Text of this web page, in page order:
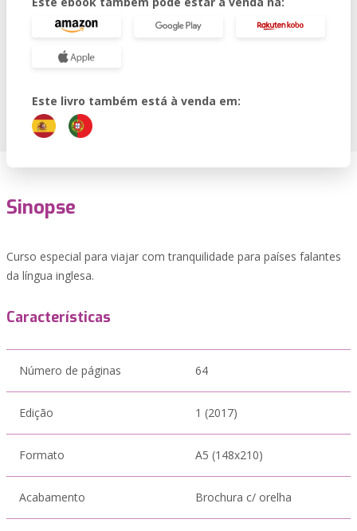
Este livro também está à venda em:
Sinopse
Curso especial para viajar com tranquilidade para países falantes
da língua inglesa.
Características
Número de páginas 64
Edição 1 (2017)
Formato A5 (148x210)
Acabamento Brochura c/ orelha